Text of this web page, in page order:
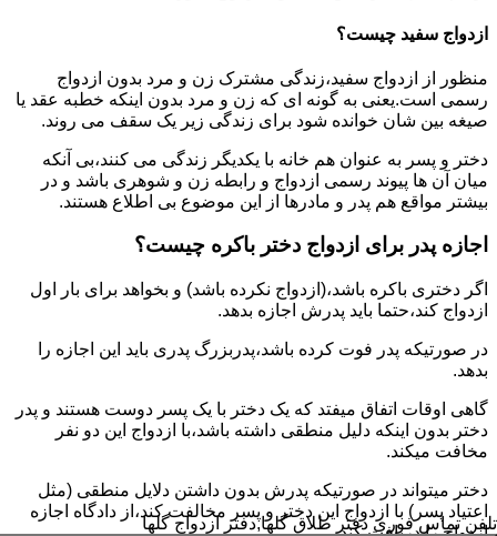
ازدواج سفید چیست؟
منظور از ازدواج سفید،زندگی مشترک زن و مرد بدون ازدواج
رسمی است.یعنی به گونه ای که زن و مرد بدون اینکه خطبه عقد یا
صیغه بین شان خوانده شود برای زندگی زیر یک سقف می روند.
دختر و پسر به عنوان هم خانه با یکدیگر زندگی می کنند،بی آنکه
میان آن ها پیوند رسمی ازدواج و رابطه زن و شوهری باشد و در
بیشتر مواقع هم پدر و مادرها از این موضوع بی اطلاع هستند.
اجازه پدر برای ازدواج دختر باکره چیست؟
اگر دختری باکره باشد،(ازدواج نکرده باشد) و بخواهد برای بار اول
ازدواج کند،حتما باید پدرش اجازه بدهد.
در صورتیکه پدر فوت کرده باشد،پدربزرگ پدری باید این اجازه را
بدهد.
گاهی اوقات اتفاق میفتد که یک دختر با یک پسر دوست هستند و پدر
دختر بدون اینکه دلیل منطقی داشته باشد،با ازدواج این دو نفر
مخافت میکند.
دختر میتواند در صورتیکه پدرش بدون داشتن دلایل منطقی (مثل
اعتیاد پسر) با ازدواج این دختر و پسر مخالفت کند،از دادگاه اجازه
ازدواج را دریافت کند.
تلفن تماس فوریدفتر طلاق گلها,دفتر ازدواج گلها